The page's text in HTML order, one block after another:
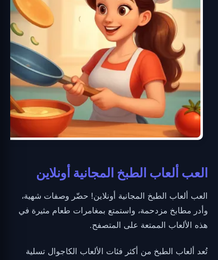
العب ألعاب الطبخ المجانية أونلاين
العب ألعاب الطبخ المجانية أونلاين! حضّر وصفات شهية،
وأدر مطابخ مزدحمة، واستمتع بمغامرات طعام مثيرة في
هذه الألعاب الممتعة على المتصفح.
تُعد ألعاب الطبخ من أكثر فئات الألعاب الكاجوال تسلية